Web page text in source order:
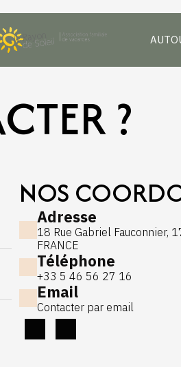
?
NOS
Adresse
18 Rue Gabriel Fauconnier,
FRANCE
Téléphone
+33 5 46 56 27 16
Email
Contacter par email